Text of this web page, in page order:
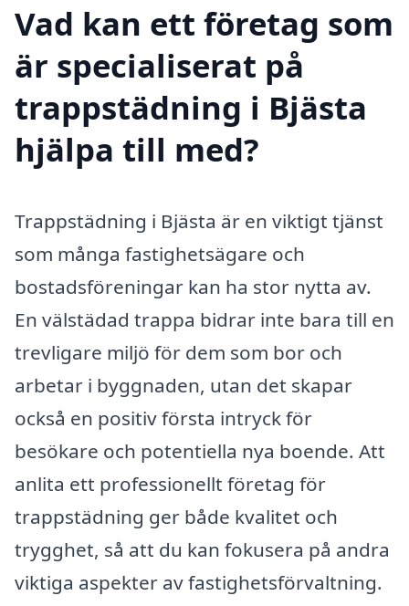
Vad kan ett företag som
är specialiserat på
trappstädning i Bjästa
hjälpa till med?
Trappstädning i Bjästa är en viktigt tjänst
som många fastighetsägare och
bostadsföreningar kan ha stor nytta av.
En välstädad trappa bidrar inte bara till en
trevligare miljö för dem som bor och
arbetar i byggnaden, utan det skapar
också en positiv första intryck för
besökare och potentiella nya boende. Att
anlita ett professionellt företag för
trappstädning ger både kvalitet och
trygghet, så att du kan fokusera på andra
viktiga aspekter av fastighetsförvaltning.